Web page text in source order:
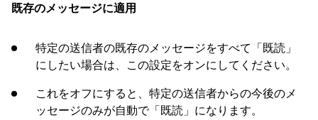
既存のメッセージに適用
特定の送信者の既存のメッセージをすべて「既読」
にしたい場合は、この設定をオンにしてください。
これをオフにすると、特定の送信者からの今後のメ
ッセージのみが自動で「既読」になります。